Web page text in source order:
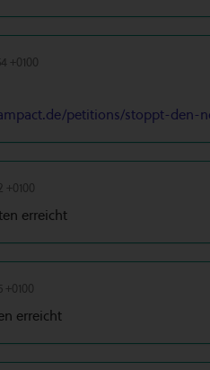
+0100
petitions/stoppt-den-
+0100
erreicht
+0100
erreicht